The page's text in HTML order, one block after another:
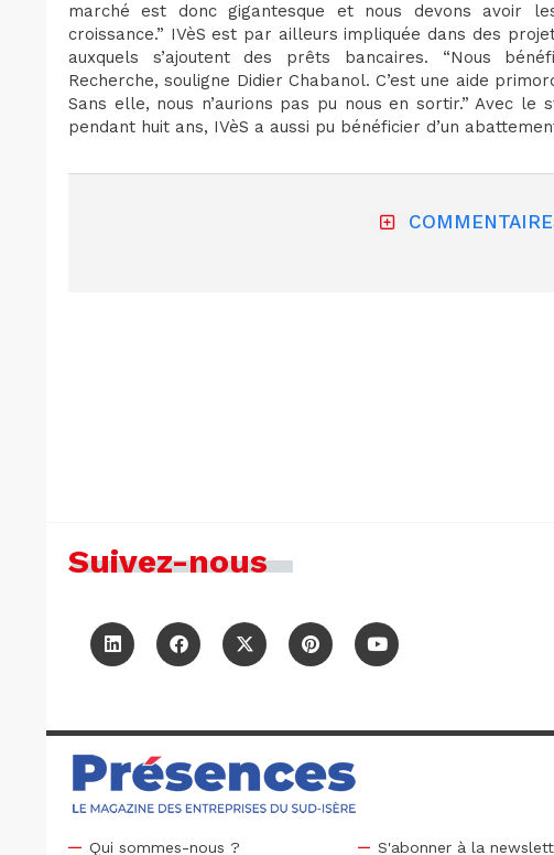
marché est donc gigantesque et nous devons avoir
croissance.” IVèS est par ailleurs impliquée dans des
auxquels s’ajoutent des prêts bancaires. “Nous
Recherche, souligne Didier Chabanol. C’est une aide
Sans elle, nous n’aurions pas pu nous en sortir.” Avec
pendant huit ans, IVèS a aussi pu bénéficier d’un
Suivez-nous
Qui sommes-nous ? S'abonner à la